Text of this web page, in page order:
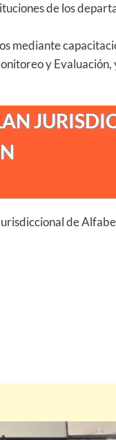
de los
mediante
y
de